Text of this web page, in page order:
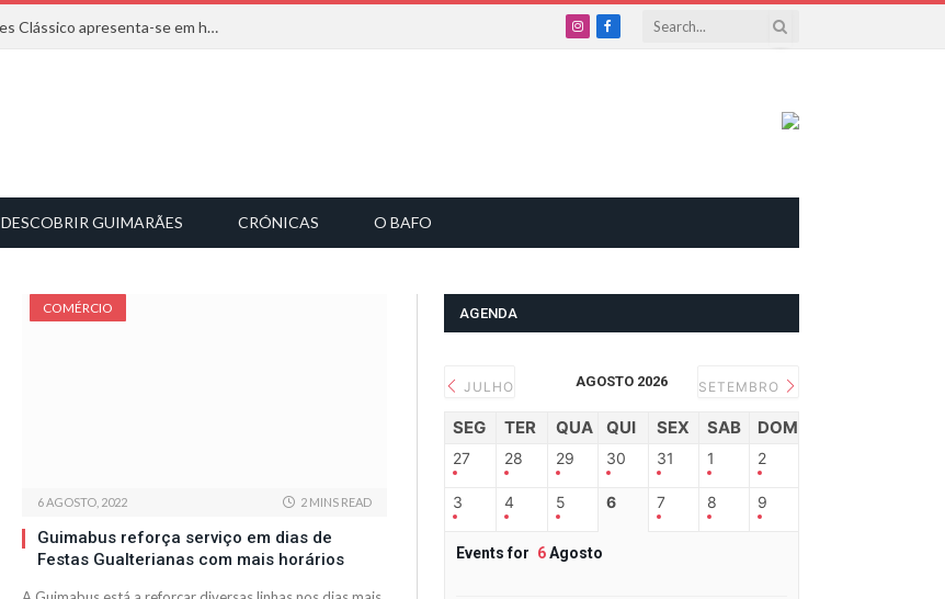
Com inspiração na natureza, o Guimarães Clássico apresenta-se em harmonia musical
InstagramFacebook
DESCOBRIR GUIMARÃES CRÓNICAS O BAFO
COMÉRCIO
6 AGOSTO, 2022 2 MINS READ
Guimabus reforça serviço em dias de
Festas Gualterianas com mais horários
AGENDA
JULHO AGOSTO 2026 SETEMBRO
SEG TER QUA QUI SEX SAB DOM
27 28 29 30 31 1 2
3 4 5 6 7 8 9
Events for 6Agosto